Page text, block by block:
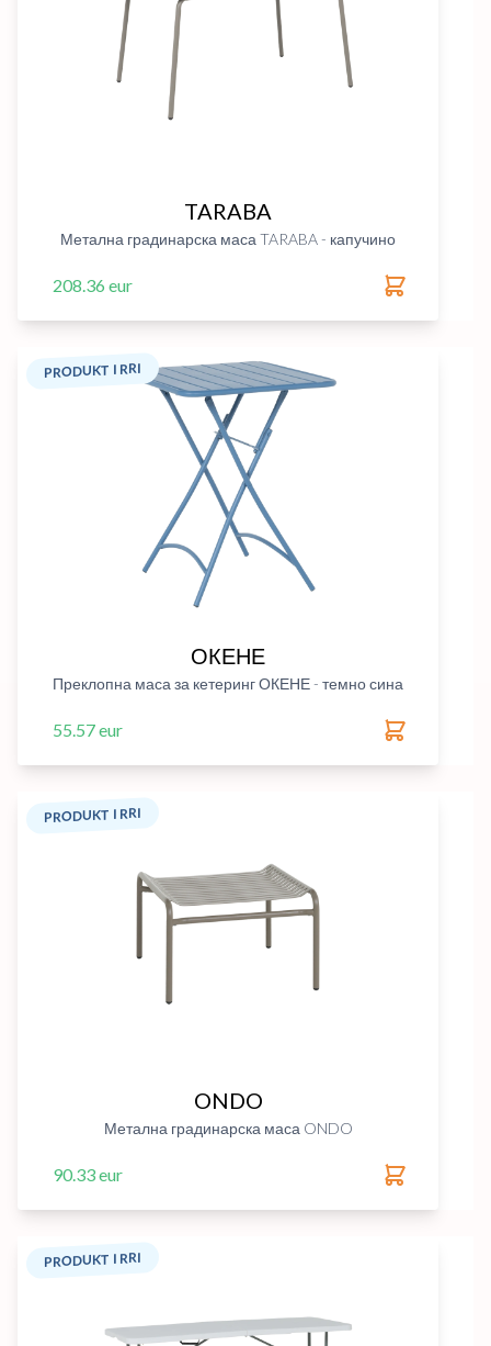
TARABA
Метална градинарска маса TARABA - капучино
208.36 eur
PRODUKT I RRI
ОКЕНЕ
Преклопна маса за кетеринг ОКЕНЕ - темно сина
55.57 eur
PRODUKT I RRI
ONDO
Метална градинарска маса ONDO
90.33 eur
PRODUKT I RRI